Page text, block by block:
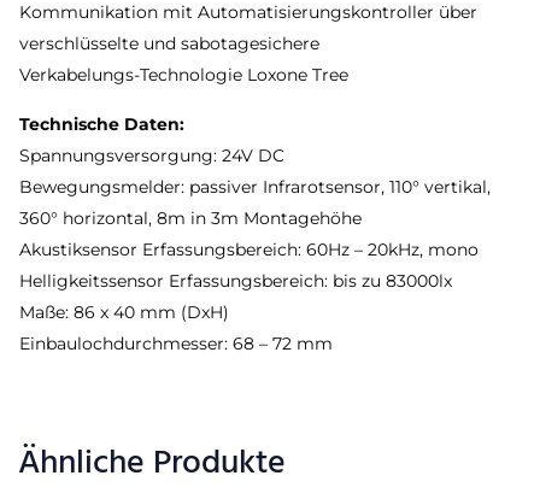
Kommunikation mit Automatisierungskontroller über
verschlüsselte und sabotagesichere
Verkabelungs-Technologie Loxone Tree
Technische Daten:
Spannungsversorgung: 24V DC
Bewegungsmelder: passiver Infrarotsensor, 110° vertikal,
360° horizontal, 8m in 3m Montagehöhe
Akustiksensor Erfassungsbereich: 60Hz – 20kHz, mono
Helligkeitssensor Erfassungsbereich: bis zu 83000lx
Maße: 86 x 40 mm (DxH)
Einbaulochdurchmesser: 68 – 72 mm
Ähnliche Produkte